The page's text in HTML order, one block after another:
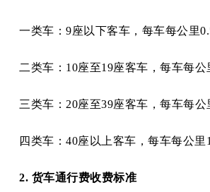
一类车：9座以下客车，每车每公里
二类车： 10座至19座客车，每车每公
三类车： 20座至39座客车，每车每公
四类车：40座以上客车，每车每公里
2. 货车通行费收费标准